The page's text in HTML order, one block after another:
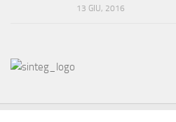
13 GIU, 2016